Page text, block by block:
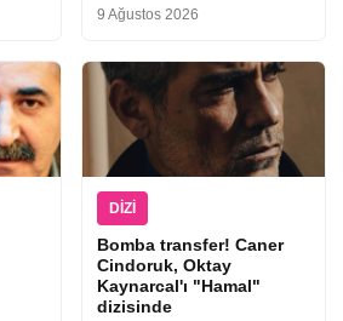
9 Ağustos 2026
DIZI
Bomba transfer! Caner
Cindoruk, Oktay
Kaynarcal'ı "Hamal"
dizisinde